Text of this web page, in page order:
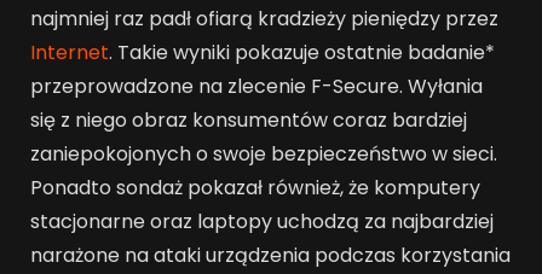
najmniej raz padł ofiarą kradzieży pieniędzy przez
Internet. Takie wyniki pokazuje ostatnie badanie*
przeprowadzone na zlecenie F-Secure. Wyłania
się z niego obraz konsumentów coraz bardziej
zaniepokojonych o swoje bezpieczeństwo w sieci.
Ponadto sondaż pokazał również, że komputery
stacjonarne oraz laptopy uchodzą za najbardziej
narażone na ataki urządzenia podczas korzystania